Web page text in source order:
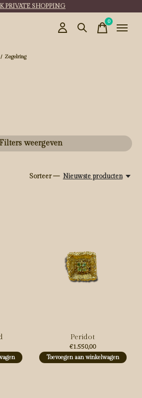
PRIVATE SHOPPING
0items
/ Zegelring
Filters weergeven
Sorteer — Nieuwste producten
Peridot
€1.550,00
Toevoegen aan winkelwagen